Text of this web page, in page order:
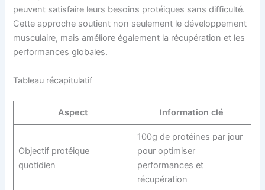
peuvent satisfaire leurs besoins protéiques sans difficulté.
Cette approche soutient non seulement le développement
musculaire, mais améliore également la récupération et les
performances globales.
Tableau récapitulatif
Aspect Information clé
Objectif protéique
quotidien
100g de protéines par jour
pour optimiser
performances et
récupération